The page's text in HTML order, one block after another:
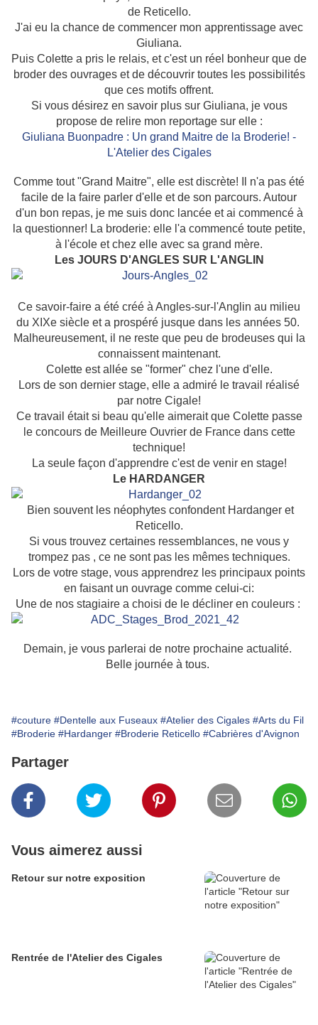
de Reticello.
J'ai eu la chance de commencer mon apprentissage avec
Giuliana.
Puis Colette a pris le relais, et c'est un réel bonheur que de
broder des ouvrages et de découvrir toutes les possibilités
que ces motifs offrent.
Si vous désirez en savoir plus sur Giuliana, je vous
propose de relire mon reportage sur elle :
Giuliana Buonpadre : Un grand Maitre de la Broderie! -
L'Atelier des Cigales
Comme tout "Grand Maitre", elle est discrète! Il n'a pas été
facile de la faire parler d'elle et de son parcours. Autour
d'un bon repas, je me suis donc lancée et ai commencé à
la questionner! La broderie: elle l'a commencé toute petite,
à l'école et chez elle avec sa grand mère.
Les JOURS D'ANGLES SUR L'ANGLIN
Ce savoir-faire a été créé à Angles-sur-l'Anglin au milieu
du XIXe siècle et a prospéré jusque dans les années 50.
Malheureusement, il ne reste que peu de brodeuses qui la
connaissent maintenant.
Colette est allée se "former" chez l'une d'elle.
Lors de son dernier stage, elle a admiré le travail réalisé
par notre Cigale!
Ce travail était si beau qu'elle aimerait que Colette passe
le concours de Meilleure Ouvrier de France dans cette
technique!
La seule façon d'apprendre c'est de venir en stage!
Le HARDANGER
Bien souvent les néophytes confondent Hardanger et
Reticello.
Si vous trouvez certaines ressemblances, ne vous y
trompez pas , ce ne sont pas les mêmes techniques.
Lors de votre stage, vous apprendrez les principaux points
en faisant un ouvrage comme celui-ci:
Une de nos stagiaire a choisi de le décliner en couleurs :
Demain, je vous parlerai de notre prochaine actualité.
Belle journée à tous.
#couture #Dentelle aux Fuseaux #Atelier des Cigales #Arts du Fil
#Broderie #Hardanger #Broderie Reticello #Cabrières d'Avignon
Partager
Vous aimerez aussi
Retour sur notre exposition
Rentrée de l'Atelier des Cigales